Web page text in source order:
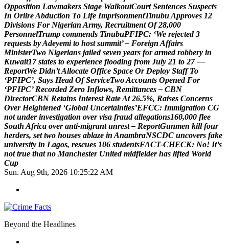
Opposition Lawmakers Stage WalkoutCourt Sentences Suspects
In OriireAbduction To Life ImprisonmentTinubuApproves 12
Divisions For Nigerian Army, Recruitment Of 28,000
PersonnelTrump commends TinubuPFIPC: ‘We rejected 3
requests byAdeyemi to host summit’ – Foreign Affairs
MinisterTwo Nigerians jailed seven years for armed robbery in
Kuwait17 states to experience flooding from July 21 to 27 —
ReportWe Didn’tAllocate Office Space Or Deploy Staff To
‘PFIPC’, Says Head Of ServiceTwoAccounts Opened For
‘PFIPC’ Recorded Zero Inflows, Remittances – CBN
DirectorCBN Retains Interest RateAt 26.5%, Raises Concerns
Over Heightened ‘Global Uncertainties’EFCC: Immigration CG
not under investigation over visa fraud allegations160,000 flee
South Africa over anti-migrant unrest – ReportGunmen kill four
herders, set two houses ablaze in AnambraNSCDC uncovers fake
university in Lagos, rescues 106 studentsFACT-CHECK: No! It’s
not true that no Manchester United midfielder has lifted World
Cup
Sun. Aug 9th, 2026 10:25:23 AM
Beyond the Headlines